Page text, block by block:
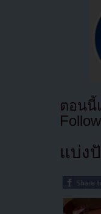
ตอนนี้
แบ่ง